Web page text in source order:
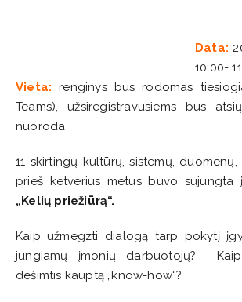
Data:
10:00-
Vieta: renginys bus rodomas
Teams), užsiregistravusiems bus
nuoroda
11 skirtingų kultūrų, sistemų,
prieš ketverius metus buvo sujungta
„Kelių priežiūrą“.
Kaip užmegzti dialogą tarp pokytį
jungiamų įmonių darbuotojų?
dešimtis kauptą „know-how“?